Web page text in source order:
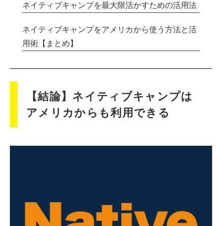
ネイティブキャンプを最大限活かすための活用法
ネイティブキャンプをアメリカから使う方法と活
用術【まとめ】
【結論】ネイティブキャンプは
アメリカからも利用できる